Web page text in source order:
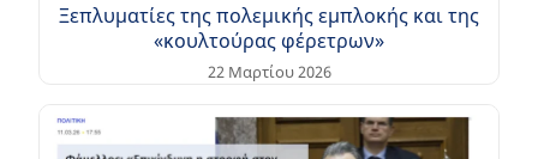
Ξεπλυματίες της πολεμικής εμπλοκής και της
«κουλτούρας φέρετρων»
22 Μαρτίου 2026